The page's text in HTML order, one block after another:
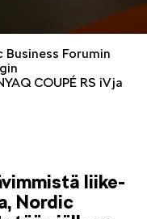
Business Forumin
COUPÉ RS iV ja
liike-
Nordic